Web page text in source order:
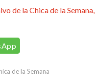
de la Chica de la
de la Semana